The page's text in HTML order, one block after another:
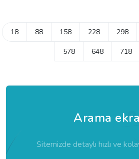
18 88 158 228 298
578 648 718
Arama
Sitemizde detaylı hızlı ve